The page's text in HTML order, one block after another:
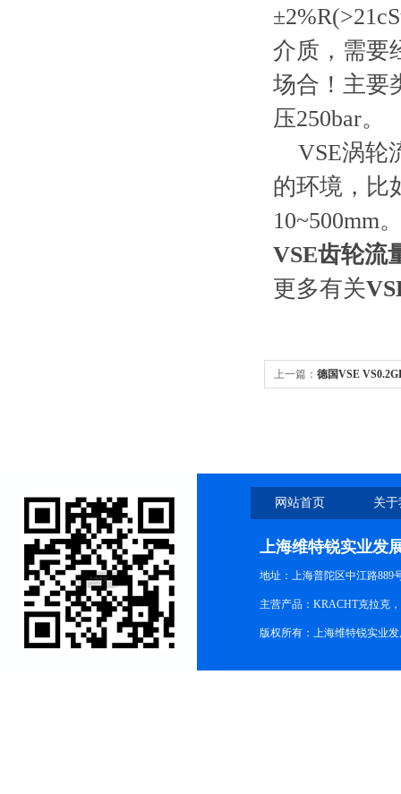
介质，需要
场合！主要
压250bar。
VSE涡轮
的环境，比
10~500mm
VSE齿轮流
更多有关
上一篇： 德国VSE
网站首页 关
上海维特锐实业发
地址：上海普陀区中江路889
主营产品：KRACHT克拉克
版权所有：上海维特锐实业